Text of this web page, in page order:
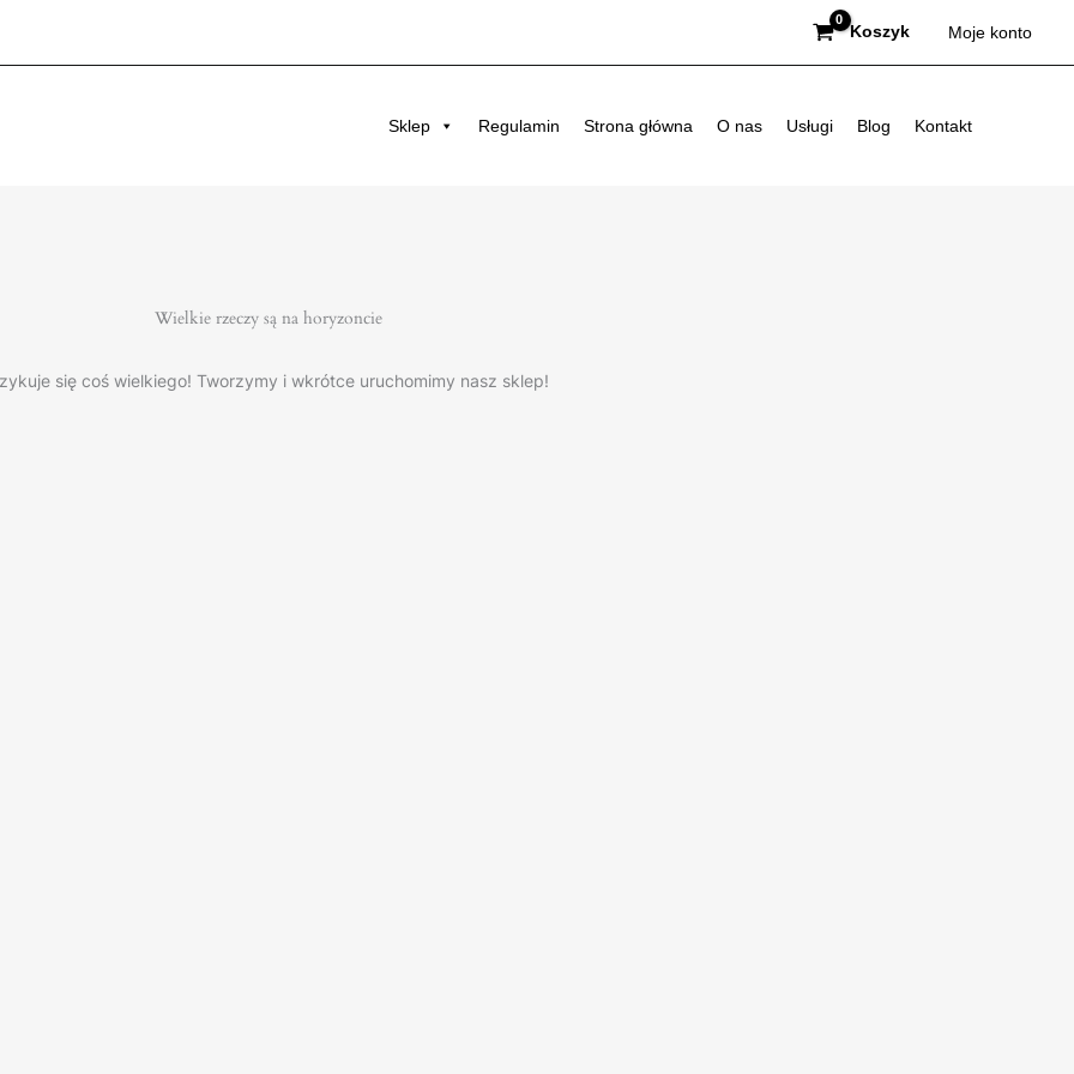
Koszyk Moje konto
Sklep Regulamin Strona główna O nas Usługi Blog Kontakt
Wielkie rzeczy są na horyzoncie
się coś wielkiego! Tworzymy i wkrótce uruchomimy nasz sklep!